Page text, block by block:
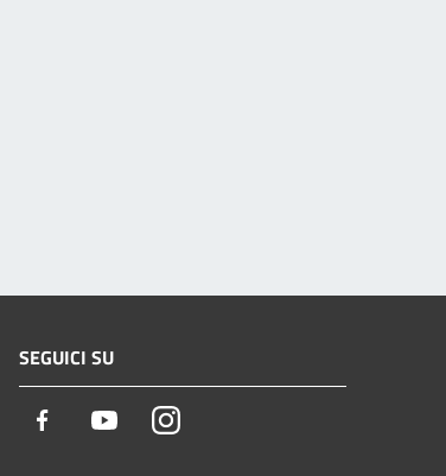
SEGUICI SU
Facebook YoutubeInstagram